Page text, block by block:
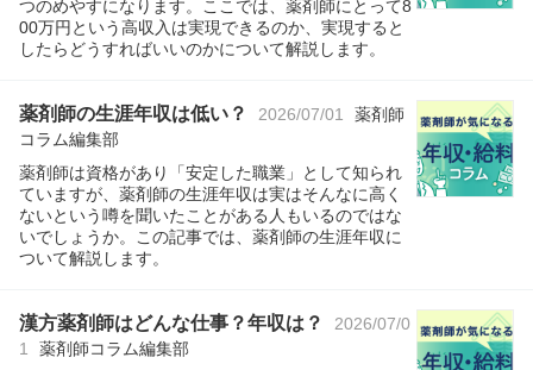
つのめやすになります。ここでは、薬剤師にとって8
00万円という高収入は実現できるのか、実現すると
したらどうすればいいのかについて解説します。
薬剤師の生涯年収は低い？ 2026/07/01
薬剤師
コラム編集部
薬剤師は資格があり「安定した職業」として知られ
ていますが、薬剤師の生涯年収は実はそんなに高く
ないという噂を聞いたことがある人もいるのではな
いでしょうか。この記事では、薬剤師の生涯年収に
ついて解説します。
漢方薬剤師はどんな仕事？年収は？
2026/07/0
1
薬剤師コラム編集部